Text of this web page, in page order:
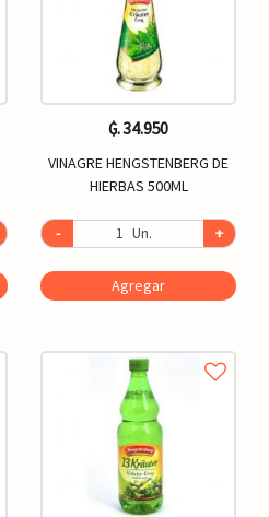
₲. 34.950
VINAGRE HENGSTENBERG DE
HIERBAS 500ML
- Un. +
Agregar